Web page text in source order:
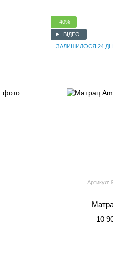
−40%
ВІДЕО
ЗАЛИШИЛОСЯ 24
Артикул:
10